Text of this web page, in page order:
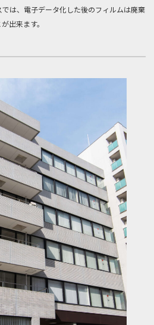
は、電子データ化した後のフィルムは廃棄
出来ます。